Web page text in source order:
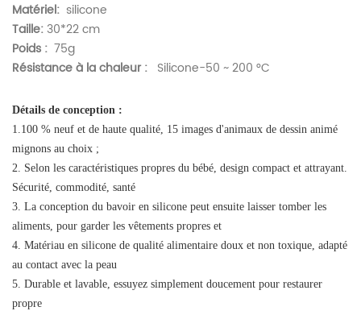
Matériel: silicone
Taille: 30*22 cm
Poids : 75g
Résistance à la chaleur : Silicone-50 ~ 200 °C
Détails de conception :
1.100 % neuf et de haute qualité, 15 images d'animaux de dessin animé
mignons au choix ;
2. Selon les caractéristiques propres du bébé, design compact et attrayant.
Sécurité, commodité, santé
3. La conception du bavoir en silicone peut ensuite laisser tomber les
aliments, pour garder les vêtements propres et
4. Matériau en silicone de qualité alimentaire doux et non toxique, adapté
au contact avec la peau
5. Durable et lavable, essuyez simplement doucement pour restaurer
propre